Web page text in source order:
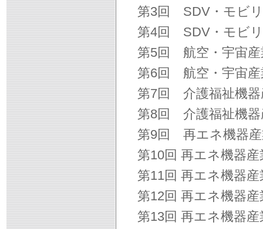
第3回 SDV・モビリ
第4回 SDV・モビ
第5回 航空・宇宙産
第6回 航空・宇宙産
第7回 介護福祉機器
第8回 介護福祉機器
第9回 再エネ機器産
第10回 再エネ機器
第11回 再エネ機器
第12回 再エネ機器
第13回 再エネ機器